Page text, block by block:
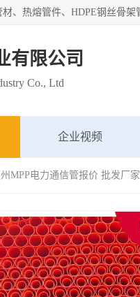
有限公司
Co., Ltd
企业视频
MPP电力通信管报价 批发厂家